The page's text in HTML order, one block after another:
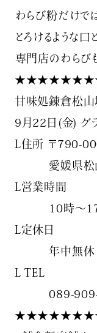
わらび粉だけで
とろけるような口
専門店のわらび
甘味処錬倉松山
9月22日(金) グ
L住所 〒790-
愛媛県松山
L営業時間
10時～17
L定休日
年中無休
L TEL
089-909-